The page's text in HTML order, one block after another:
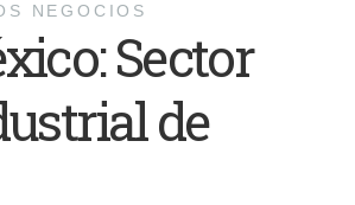
NEGOCIOS
Sector
de